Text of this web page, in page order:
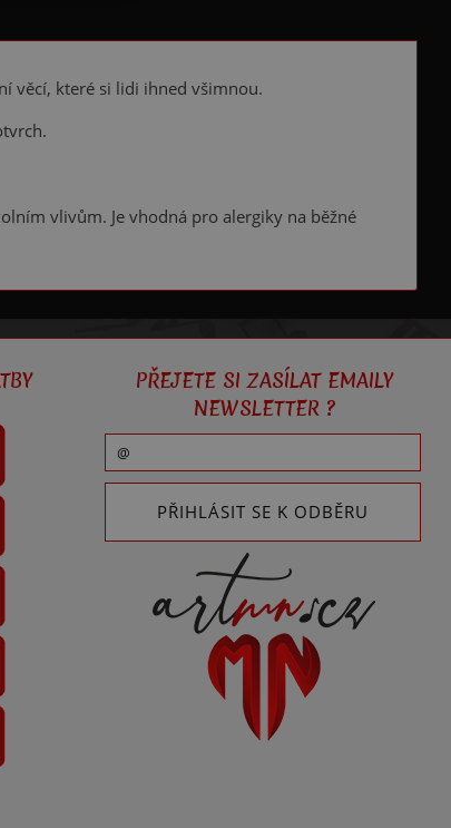
věcí, které si lidi ihned všimnou.
vlivům. Je vhodná pro alergiky na běžné
PŘEJETE SI ZASÍLAT EMAILY
NEWSLETTER ?